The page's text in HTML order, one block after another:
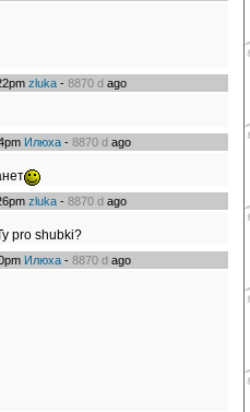
zluka - 8870 d ago
Илюха - 8870 d ago
zluka - 8870 d ago
pro shubki?
Илюха - 8870 d ago